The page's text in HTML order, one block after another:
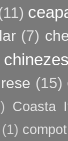
(7)
(15)
Coasta
(1)